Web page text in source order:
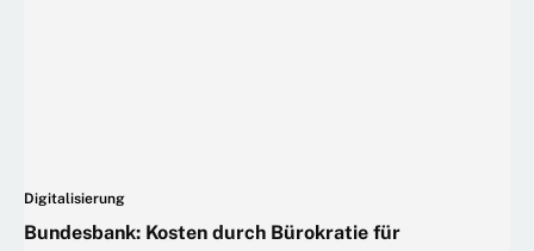
Digitalisierung
Bundesbank: Kosten durch Bürokratie für